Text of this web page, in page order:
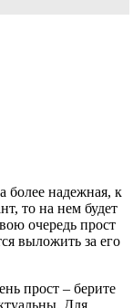
более надежная, к
то на нем будет
очередь прост
выложить за его
прост – берите
Для